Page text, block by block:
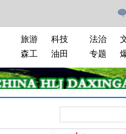
旅游
科技
森工
油田
法治
专题